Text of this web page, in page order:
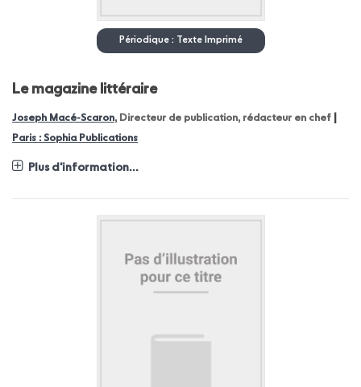
Périodique : Texte Imprimé
Le magazine littéraire
Joseph Macé-Scaron, Directeur de publication, rédacteur en chef
Paris : Sophia Publications
Plus d'information...